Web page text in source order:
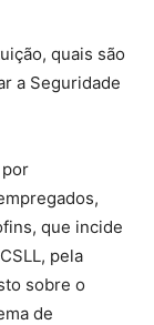
quais são
a Seguridade
que incide
pela
sobre o
de